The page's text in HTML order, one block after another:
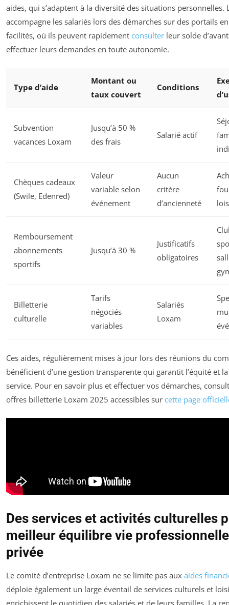
aides, qui s’adaptent à la diversité des situations personnelles.
accompagne les salariés lors des démarches sur des portails
facilités, où ils peuvent rapidement consulter leur solde
effectuer leurs demandes en toute autonomie.
Type d’aide
Montant ou
taux couvert
Conditions
Subvention
vacances Loxam
Jusqu’à 50 %
des frais
Salarié actif
Chèques cadeaux
(Swile, Edenred)
Valeur
variable selon
événement
Aucun
critère
d’ancienneté
Remboursement
abonnements
sportifs
Jusqu’à 30 %
Justificatifs
obligatoires
Billetterie
culturelle
Tarifs
négociés
variables
Salariés
Loxam
Ces aides, régulièrement mises à jour lors des réunions du
bénéficient d’une gestion transparente qui garantit l’équité et
service. Pour en savoir plus et effectuer vos démarches,
offres billetterie Loxam 2025 accessibles sur cette page
Des services et activités culturelles
meilleur équilibre vie
privée
Le comité d’entreprise Loxam ne se limite pas aux aides
déploie également un large éventail de services culturels et